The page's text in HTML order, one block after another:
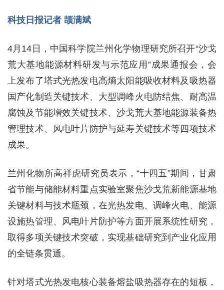
科技日报记者 颉满斌
4月14日，中国科学院兰州化学物理研究所召开“沙戈
荒大基地能源材料研发与示范应用”成果通报会，会
上发布了塔式光热发电高熵太阳能吸收材料及吸热器
国产化制造关键技术、大型调峰火电防结焦、耐高温
腐蚀及节能增效关键技术、沙戈荒大基地能源装备热
管理技术、风电叶片防护与延寿关键技术等四项技术
成果。
兰州化物所高祥虎研究员表示，“十四五”期间，甘肃
省节能与储能材料重点实验室聚焦沙戈荒新能源基地
关键材料与技术瓶颈，在光热发电、调峰火电、能源
设施热管理、风电叶片防护等方面开展系统性研究，
取得多项关键技术突破，实现基础研究到产业化应用
的全链条贯通。
针对塔式光热发电核心装备熔盐吸热器存在的短板，